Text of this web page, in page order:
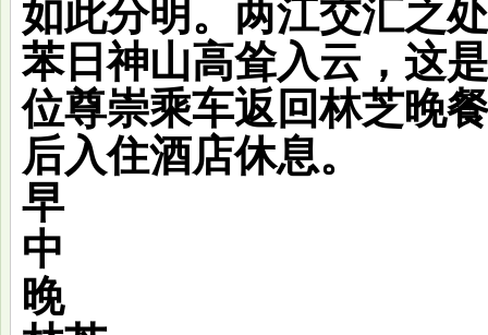
如此分明。两江交汇之
苯日神山高耸入云，这
位尊崇乘车返回林芝晚餐
后入住酒店休息。
早
中
晚